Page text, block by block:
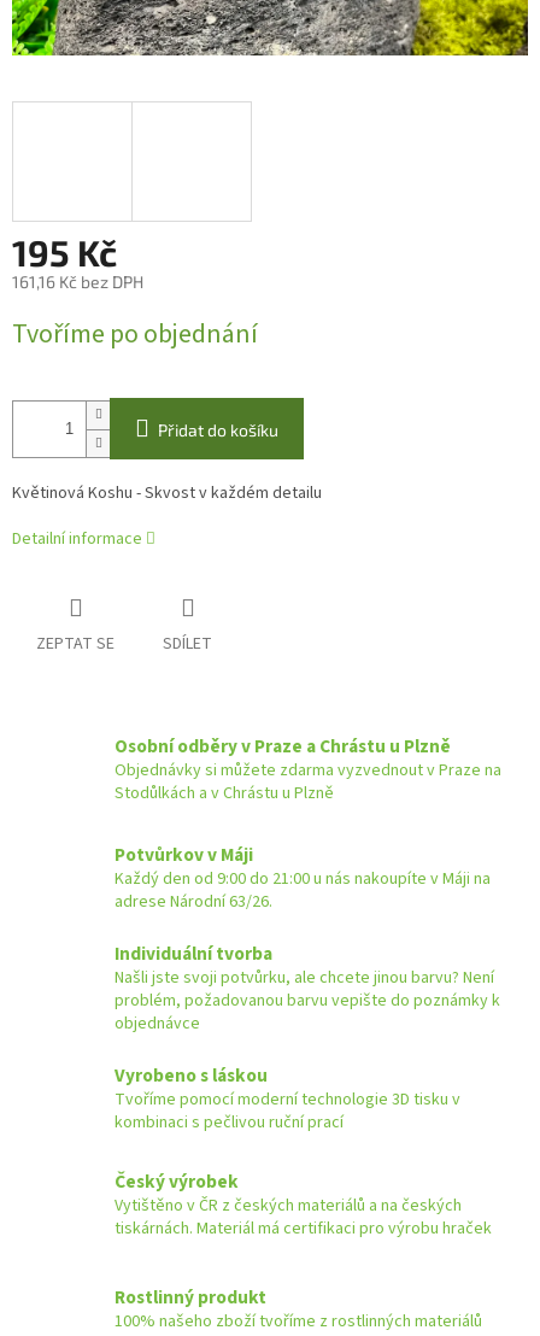
195 Kč
161,16 Kč bez DPH
cena:
Tvoříme po objednání
Přidat do košíku
Květinová Koshu - Skvost v každém detailu
Detailní informace
ZEPTAT SE SDÍLET
Osobní odběry v Praze a Chrástu u Plzně
Objednávky si můžete zdarma vyzvednout v Praze na
Stodůlkách a v Chrástu u Plzně
Potvůrkov v Máji
Každý den od 9:00 do 21:00 u nás nakoupíte v Máji na
adrese Národní 63/26.
Individuální tvorba
Našli jste svoji potvůrku, ale chcete jinou barvu? Není
problém, požadovanou barvu vepište do poznámky k
objednávce
Vyrobeno s láskou
Tvoříme pomocí moderní technologie 3D tisku v
kombinaci s pečlivou ruční prací
Český výrobek
Vytištěno v ČR z českých materiálů a na českých
tiskárnách. Materiál má certifikaci pro výrobu hraček
Rostlinný produkt
100% našeho zboží tvoříme z rostlinných materiálů